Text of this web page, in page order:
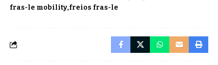
fras-le mobility freios fras-le